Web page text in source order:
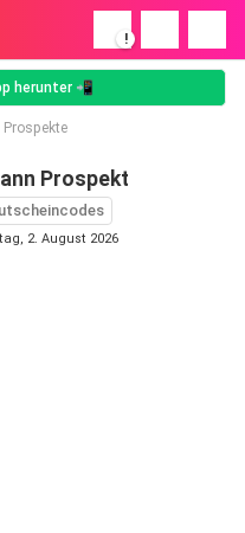
!
herunter 📲
Prospekte
Prospekt
2. August 2026